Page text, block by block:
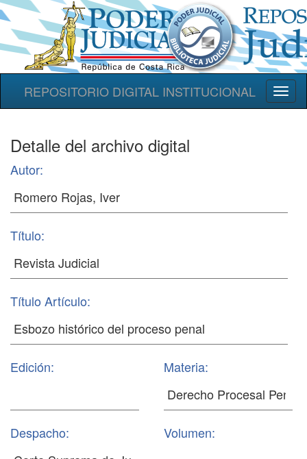
REPOSITORIO DIGITAL INSTITUCIONAL
Detalle del archivo digital
Autor:
Título:
Título Artículo:
Edición: Materia:
Despacho: Volumen: